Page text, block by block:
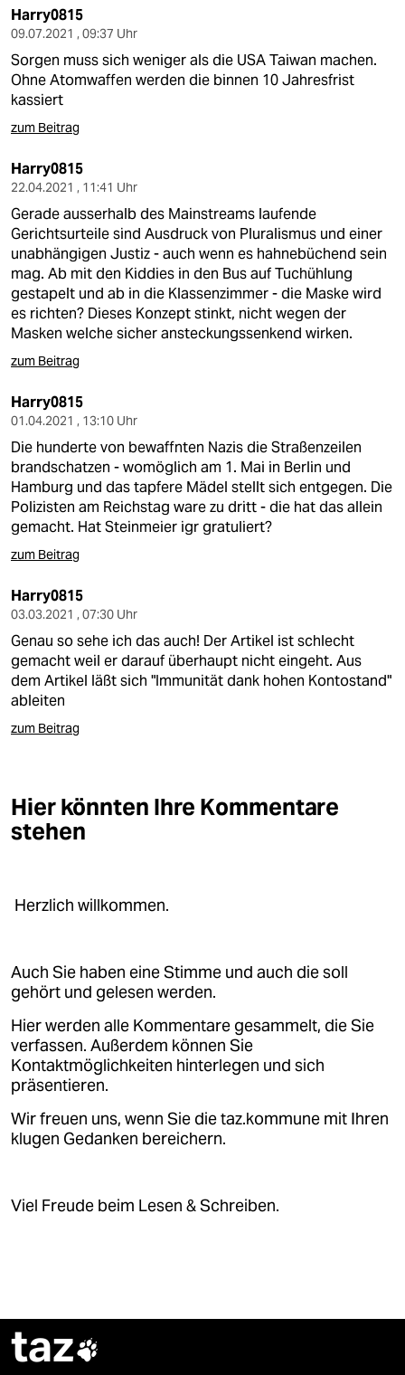
Harry0815
09.07.2021 , 09:37 Uhr
Sorgen muss sich weniger als die USA Taiwan machen.
Ohne Atomwaffen werden die binnen 10 Jahresfrist
kassiert
zum Beitrag
Harry0815
22.04.2021 , 11:41 Uhr
Gerade ausserhalb des Mainstreams laufende
Gerichtsurteile sind Ausdruck von Pluralismus und einer
unabhängigen Justiz - auch wenn es hahnebüchend sein
mag. Ab mit den Kiddies in den Bus auf Tuchühlung
gestapelt und ab in die Klassenzimmer - die Maske wird
es richten? Dieses Konzept stinkt, nicht wegen der
Masken welche sicher ansteckungssenkend wirken.
zum Beitrag
Harry0815
01.04.2021 , 13:10 Uhr
Die hunderte von bewaffnten Nazis die Straßenzeilen
brandschatzen - womöglich am 1. Mai in Berlin und
Hamburg und das tapfere Mädel stellt sich entgegen. Die
Polizisten am Reichstag ware zu dritt - die hat das allein
gemacht. Hat Steinmeier igr gratuliert?
zum Beitrag
Harry0815
03.03.2021 , 07:30 Uhr
Genau so sehe ich das auch! Der Artikel ist schlecht
gemacht weil er darauf überhaupt nicht eingeht. Aus
dem Artikel läßt sich "Immunität dank hohen Kontostand"
ableiten
zum Beitrag
Hier könnten Ihre Kommentare
stehen
Herzlich willkommen.
Auch Sie haben eine Stimme und auch die soll
gehört und gelesen werden.
Hier werden alle Kommentare gesammelt, die Sie
verfassen. Außerdem können Sie
Kontaktmöglichkeiten hinterlegen und sich
präsentieren.
Wir freuen uns, wenn Sie die taz.kommune mit Ihren
klugen Gedanken bereichern.
Viel Freude beim Lesen & Schreiben.
taz